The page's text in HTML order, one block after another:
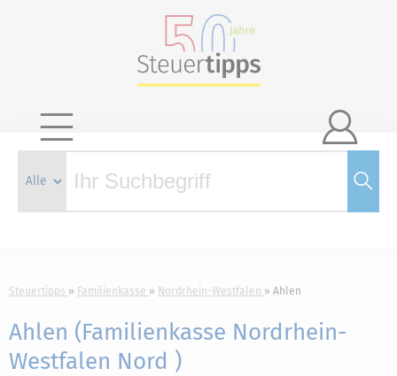

Steuertipps Familienkasse Nordrhein-Westfalen Ahlen
Ahlen (Familienkasse Nordrhein-
Westfalen Nord )